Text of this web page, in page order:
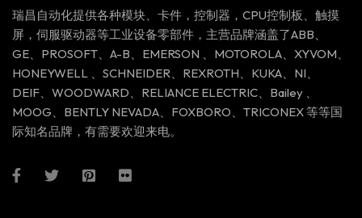
瑞昌自动化提供各种模块、卡件，控制器，CPU控制板、触摸
屏，伺服驱动器等工业设备零部件，主营品牌涵盖了ABB、
GE、PROSOFT、A-B、EMERSON 、MOTOROLA、XYVOM、
HONEYWELL 、SCHNEIDER、REXROTH、KUKA、NI、
DEIF、WOODWARD、RELIANCE ELECTRIC、Bailey 、
MOOG、BENTLY NEVADA、FOXBORO、TRICONEX 等等国
际知名品牌，有需要欢迎来电。